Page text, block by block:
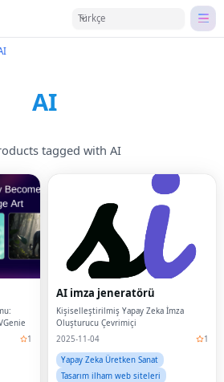
Türkçe
AI
tagged with AI
1
AI imza jeneratörü
Kişiselleştirilmiş Yapay Zeka İmza
Oluşturucu Çevrimiçi
2025-11-04
1
Yapay Zeka Üretken Sanat
Tasarım ilham web siteleri